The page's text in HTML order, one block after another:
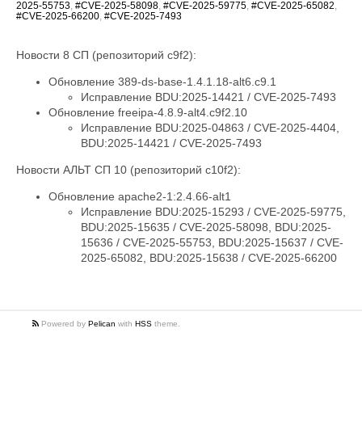
2025-55753 #CVE-2025-58098 #CVE-2025-59775 #CVE-2025-65082
#CVE-2025-66200 #CVE-2025-7493
Новости 8 СП (репозиторий c9f2):
Обновление 389-ds-base-1.4.1.18-alt6.c9.1
Исправление BDU:2025-14421 / CVE-2025-7493
Обновление freeipa-4.8.9-alt4.c9f2.10
Исправление BDU:2025-04863 / CVE-2025-4404,
BDU:2025-14421 / CVE-2025-7493
Новости АЛЬТ СП 10 (репозиторий c10f2):
Обновление apache2-1:2.4.66-alt1
Исправление BDU:2025-15293 / CVE-2025-59775,
BDU:2025-15635 / CVE-2025-58098, BDU:2025-
15636 / CVE-2025-55753, BDU:2025-15637 / CVE-
2025-65082, BDU:2025-15638 / CVE-2025-66200
Powered by Pelican with HSS theme.